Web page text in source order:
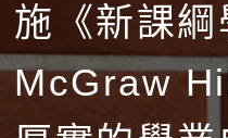
施《新課
McGraw